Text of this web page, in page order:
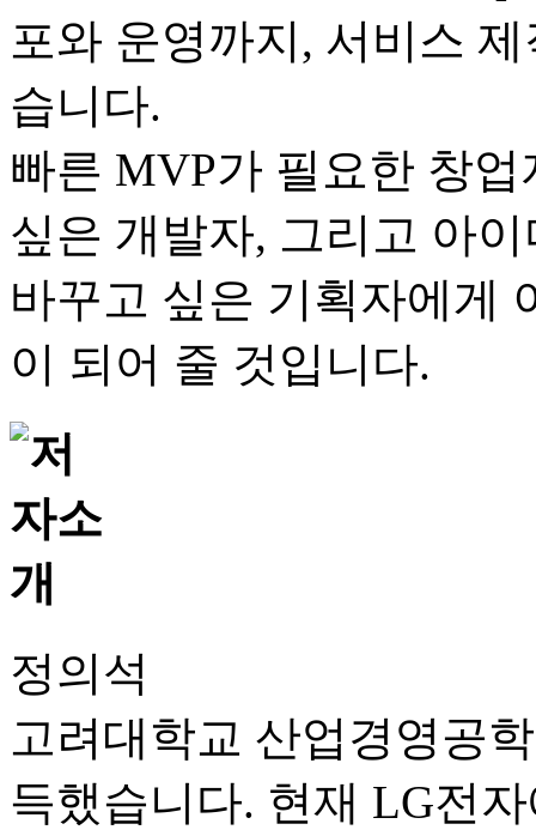
포와 운영까지, 서비스
습니다.
빠른 MVP가 필요한 창
싶은 개발자, 그리고 아
바꾸고 싶은 기획자에게
이 되어 줄 것입니다.
정의석
고려대학교 산업경영공
득했습니다. 현재 LG전